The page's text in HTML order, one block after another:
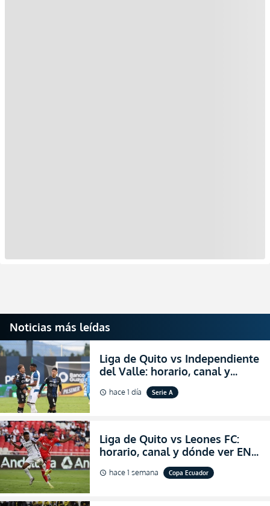
Noticias más leídas
Liga de Quito vs Independiente
del Valle: horario, canal y
dónde ver EN VIVO el
partidazo por la fecha 24 de la
schedule hace 1 día Serie A
Liga de Quito vs Leones FC:
horario, canal y dónde ver EN
VIVO los octavos de final de la
Copa Ecuador 2026
schedule hace 1 semana Copa Ecuador